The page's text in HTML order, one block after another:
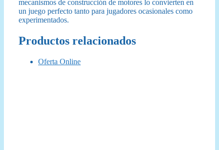
mecanismos de construcción de motores lo convierten en
un juego perfecto tanto para jugadores ocasionales como
experimentados.
Productos relacionados
Oferta Online